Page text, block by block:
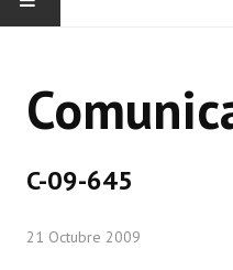
CONCEJO
C-09-645
21 Octubre 2009